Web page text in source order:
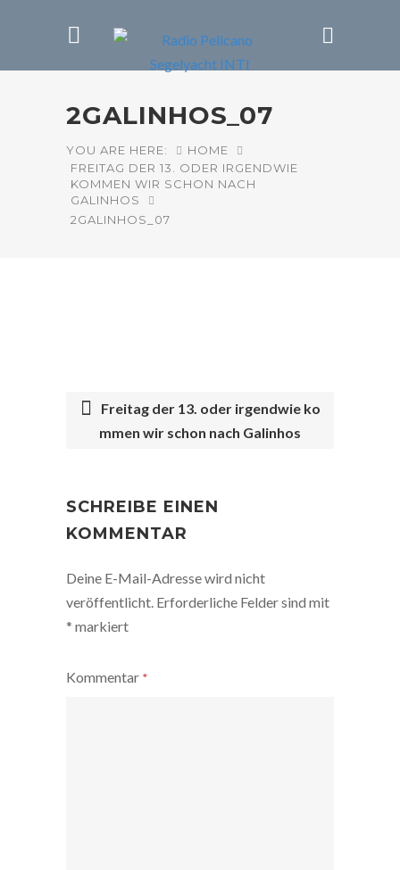
2GALINHOS_07
YOU ARE HERE:
HOME
FREITAG DER 13. ODER IRGENDWIE
KOMMEN WIR SCHON NACH
GALINHOS
2GALINHOS_07
Freitag der 13. oder irgendwie ko
mmen wir schon nach Galinhos
SCHREIBE EINEN
KOMMENTAR
Deine E-Mail-Adresse wird nicht
veröffentlicht. Erforderliche Felder sind mit
* markiert
Kommentar *